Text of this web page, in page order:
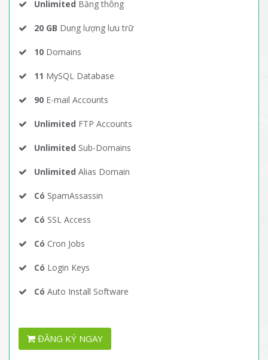
Unlimited Băng thông
20 GB Dung lượng lưu trữ
10 Domains
11 MySQL Database
90 E-mail Accounts
Unlimited FTP Accounts
Unlimited Sub-Domains
Unlimited Alias Domain
Có SpamAssassin
Có SSL Access
Có Cron Jobs
Có Login Keys
Có Auto Install Software
ĐĂNG KÝ NGAY